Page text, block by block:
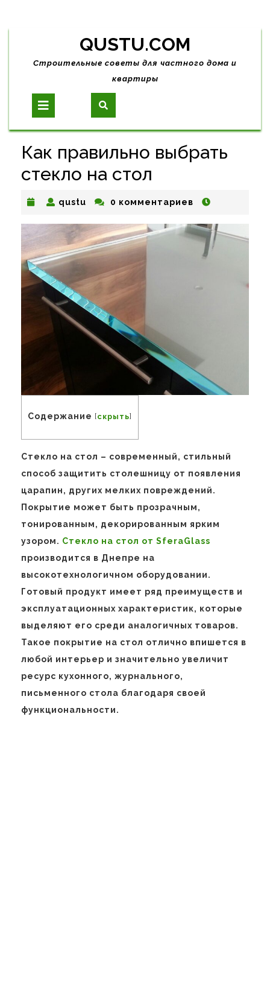
Skip
content
QUSTU.COM
Строительные советы для частного дома и
квартиры
Open
Button
Как правильно выбрать
стекло на стол
qustu qustu0 комментариев
Содержание [скрыть]
Стекло на стол – современный, стильный
способ защитить столешницу от появления
царапин, других мелких повреждений.
Покрытие может быть прозрачным,
тонированным, декорированным ярким
узором. Стекло на стол от SferaGlass
производится в Днепре на
высокотехнологичном оборудовании.
Готовый продукт имеет ряд преимуществ и
эксплуатационных характеристик, которые
выделяют его среди аналогичных товаров.
Такое покрытие на стол отлично впишется в
любой интерьер и значительно увеличит
ресурс кухонного, журнального,
письменного стола благодаря своей
функциональности.